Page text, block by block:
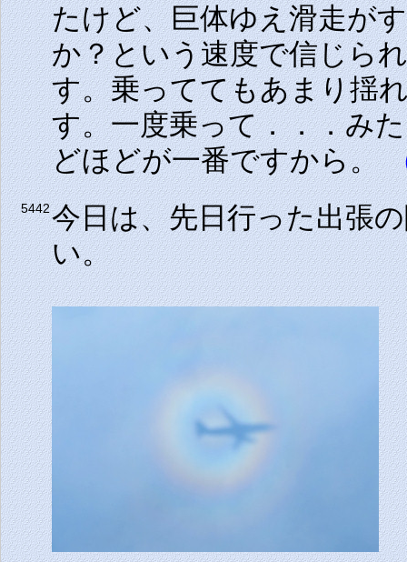
たけど、巨体ゆえ滑走が
か？という速度で信じら
す。乗っててもあまり揺
す。一度乗って．．．み
どほどが一番ですから。
5442今日は、先日行った出張
い。